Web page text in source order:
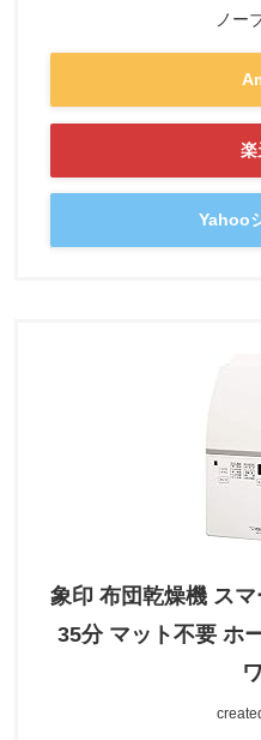
ノー
楽
Yahoo
象印 布団乾燥機 ス
35分 マット不要 ホ